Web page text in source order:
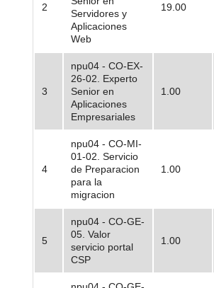
2
Servidores y
Aplicaciones
Web
19.00
3
npu04 - CO-EX-
26-02. Experto
Senior en
Aplicaciones
Empresariales
1.00
4
npu04 - CO-MI-
01-02. Servicio
de Preparacion
para la
migracion
1.00
5
npu04 - CO-GE-
05. Valor
servicio portal
CSP
1.00